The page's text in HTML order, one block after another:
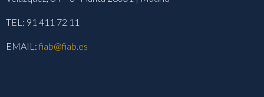
TEL: 91 411 72 11
EMAIL:fiab@fiab.es